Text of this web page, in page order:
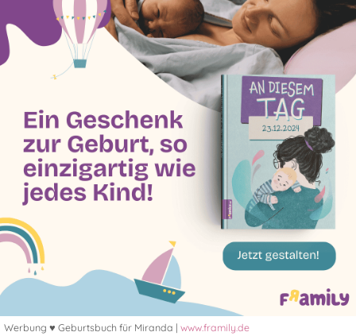
Werbung ♥ Geburtsbuch für Miranda | www.framily.de